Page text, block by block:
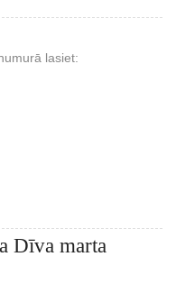
lasiet:
Dīva marta